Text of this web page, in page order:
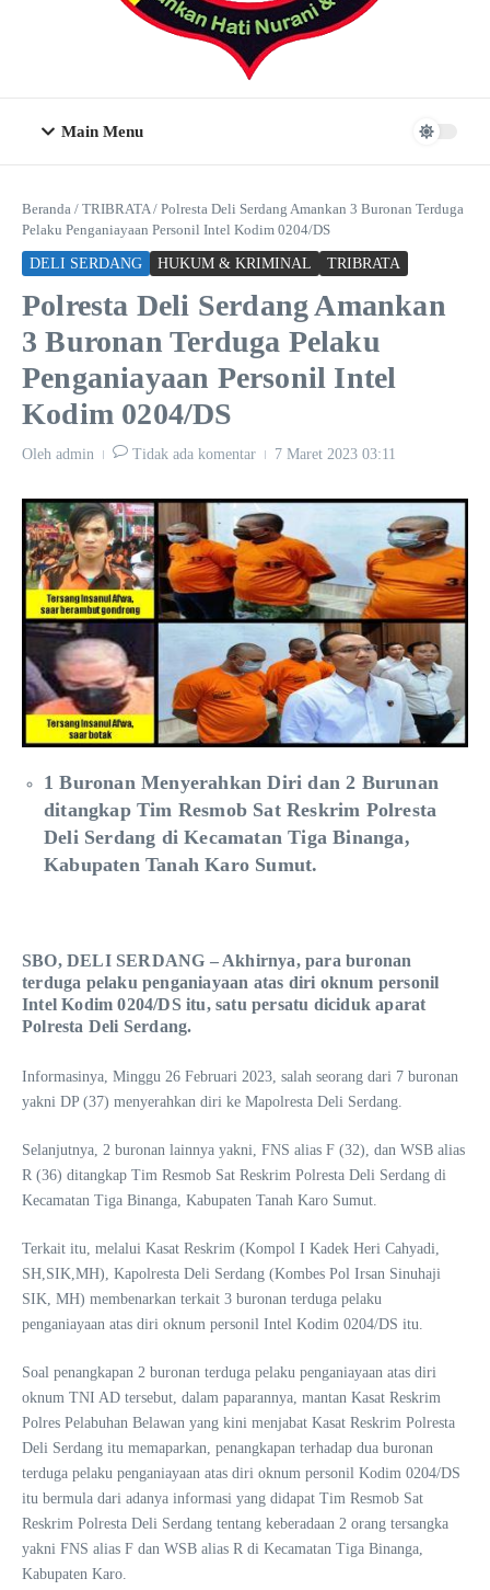
Main Menu
Beranda / TRIBRATA/ Polresta Deli Serdang Amankan 3 Buronan Terduga
Pelaku Penganiayaan Personil Intel Kodim 0204/DS
DELI SERDANG HUKUM & KRIMINAL TRIBRATA
Polresta Deli Serdang Amankan
3 Buronan Terduga Pelaku
Penganiayaan Personil Intel
Kodim 0204/DS
Oleh admin Tidak ada komentar 7 Maret 2023 03:11
1 Buronan Menyerahkan Diri dan 2 Burunan
ditangkap Tim Resmob Sat Reskrim Polresta
Deli Serdang di Kecamatan Tiga Binanga,
Kabupaten Tanah Karo Sumut.
SBO, DELI SERDANG – Akhirnya, para buronan
terduga pelaku penganiayaan atas diri oknum personil
Intel Kodim 0204/DS itu, satu persatu diciduk aparat
Polresta Deli Serdang.
Informasinya, Minggu 26 Februari 2023, salah seorang dari 7 buronan
yakni DP (37) menyerahkan diri ke Mapolresta Deli Serdang.
Selanjutnya, 2 buronan lainnya yakni, FNS alias F (32), dan WSB alias
R (36) ditangkap Tim Resmob Sat Reskrim Polresta Deli Serdang di
Kecamatan Tiga Binanga, Kabupaten Tanah Karo Sumut.
Terkait itu, melalui Kasat Reskrim (Kompol I Kadek Heri Cahyadi,
SH,SIK,MH), Kapolresta Deli Serdang (Kombes Pol Irsan Sinuhaji
SIK, MH) membenarkan terkait 3 buronan terduga pelaku
penganiayaan atas diri oknum personil Intel Kodim 0204/DS itu.
Soal penangkapan 2 buronan terduga pelaku penganiayaan atas diri
oknum TNI AD tersebut, dalam paparannya, mantan Kasat Reskrim
Polres Pelabuhan Belawan yang kini menjabat Kasat Reskrim Polresta
Deli Serdang itu memaparkan, penangkapan terhadap dua buronan
terduga pelaku penganiayaan atas diri oknum personil Kodim 0204/DS
itu bermula dari adanya informasi yang didapat Tim Resmob Sat
Reskrim Polresta Deli Serdang tentang keberadaan 2 orang tersangka
yakni FNS alias F dan WSB alias R di Kecamatan Tiga Binanga,
Kabupaten Karo.